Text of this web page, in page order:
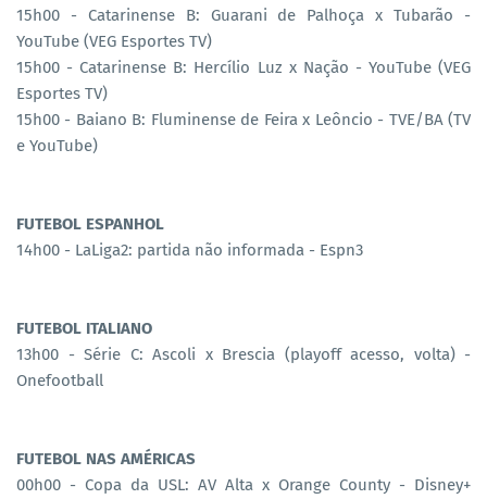
15h00 - Catarinense B: Guarani de Palhoça x Tubarão -
YouTube (VEG Esportes TV)
15h00 - Catarinense B: Hercílio Luz x Nação - YouTube (VEG
Esportes TV)
15h00 - Baiano B: Fluminense de Feira x Leôncio - TVE/BA (TV
e YouTube)
FUTEBOL ESPANHOL
14h00 - LaLiga2: partida não informada - Espn3
FUTEBOL ITALIANO
13h00 - Série C: Ascoli x Brescia (playoff acesso, volta) -
Onefootball
FUTEBOL NAS AMÉRICAS
00h00 - Copa da USL: AV Alta x Orange County - Disney+